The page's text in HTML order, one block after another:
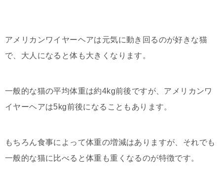
アメリカンワイヤーヘアは元気に動き回るのが好きな猫
で、大人になると体も大きくなります。
一般的な猫の平均体重は約4kg前後ですが、アメリカンワ
イヤーヘアは5kg前後になることもあります。
もちろん食事によって体重の増減はありますが、それでも
一般的な猫に比べると体重も重くなるのが特徴です。